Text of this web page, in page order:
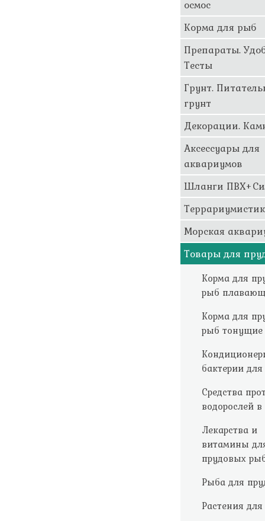
осмос
Корма для рыб
Препараты.
Тесты
Грунт.
грунт
Декорации.
Аксессуары для
аквариумов
Шланги
Морская
Товары для
Корма для
рыб
Корма для
рыб тонущие
бактерии
Средства
водорослей
Лекарства и
витамины
прудовых
Рыба для
Растения